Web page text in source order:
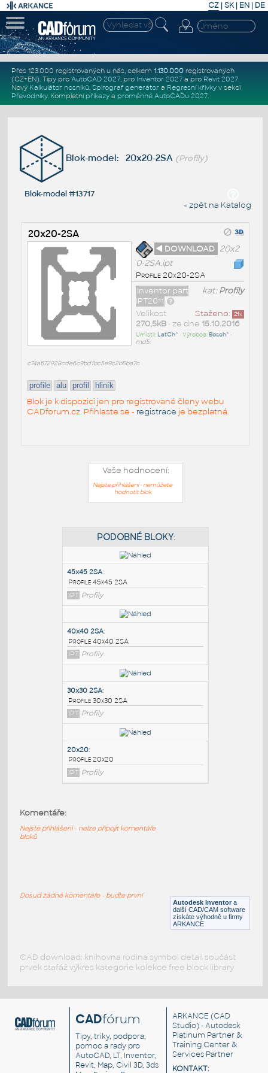
CZ | SK| EN | DE
Přes 123.000 registrovaných u nás, celkem 1.130.000registrovaných
(CZ+EN). Tipy pro AutoCAD 2027, pro Inventor 2027a pro Revit 2027.
Nový Kalkulátor nosníků, Spirograf generátor a Regresní křivkyv sekci
Převodníky. Kompletní příkazya proměnné AutoCADu 2027.
Blok-model: 20x20-2SA (Profily)
Blok-model #13717
« zpět na Katalog
20x20-2SA
◄ DOWNLOAD 20x2
0-2SA.ipt
Profile 20x20-2SA
kat:Profily
Inventor part
IPT2011
Staženo: 21x
Velikost
270,5kB• ze dne 15.10.2016
Umístil: LatCh^ • Výrobce: Bosch^ •
md5:
c74a672928cde6c9bd1bc5e9c2b5ba7c
profile alu profil hliník
Blok je k dispozici jen pro registrované členy webu
CADforum.cz. Přihlaste se - registrace je bezplatná.
Vaše hodnocení:
Nejste přihlášeni - nemůžete
hodnotit blok
45x45 2SA:
Profile 45x45 2SA
IPT Profily
40x40 2SA:
Profile 40x40 2SA
IPT Profily
Profile 30x30 2SA
Profile 20x20
Autodesk Inventor a
další CAD/CAM software
získáte výhodně u firmy
ARKANCE
Komentáře:
Nejste přihlášeni - nelze připojit komentáře
bloků
Dosud žádné komentáře - buďte první
CAD download: knihovna rodina symbol detail součást
prvek stafáž výkres kategorie kolekce free block library
CADfórum
Tipy, triky, podpora,
pomoc a rady pro
AutoCAD, LT, Inventor,
Revit, Map, Civil 3D, 3ds
ARKANCE (CAD
Studio) - Autodesk
Platinum Partner &
Training Center &
Services Partner
KONTAKT: